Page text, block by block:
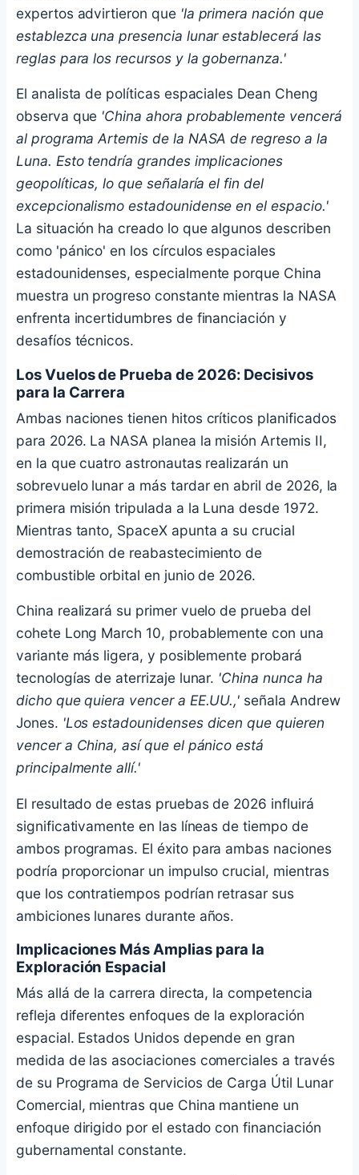
expertos advirtieron que 'la primera nación que
establezca una presencia lunar establecerá las
reglas para los recursos y la gobernanza.'
El analista de políticas espaciales Dean Cheng
observa que 'China ahora probablemente vencerá
al programa Artemis de la NASA de regreso a la
Luna. Esto tendría grandes implicaciones
geopolíticas, lo que señalaría el fin del
excepcionalismo estadounidense en el espacio.'
La situación ha creado lo que algunos describen
como 'pánico' en los círculos espaciales
estadounidenses, especialmente porque China
muestra un progreso constante mientras la NASA
enfrenta incertidumbres de financiación y
desafíos técnicos.
Los Vuelos de Prueba de 2026: Decisivos
para la Carrera
Ambas naciones tienen hitos críticos planificados
para 2026. La NASA planea la misión Artemis II,
en la que cuatro astronautas realizarán un
sobrevuelo lunar a más tardar en abril de 2026, la
primera misión tripulada a la Luna desde 1972.
Mientras tanto, SpaceX apunta a su crucial
demostración de reabastecimiento de
combustible orbital en junio de 2026.
China realizará su primer vuelo de prueba del
cohete Long March 10, probablemente con una
variante más ligera, y posiblemente probará
tecnologías de aterrizaje lunar. 'China nunca ha
dicho que quiera vencer a EE.UU.,' señala Andrew
Jones. 'Los estadounidenses dicen que quieren
vencer a China, así que el pánico está
principalmente allí.'
El resultado de estas pruebas de 2026 influirá
significativamente en las líneas de tiempo de
ambos programas. El éxito para ambas naciones
podría proporcionar un impulso crucial, mientras
que los contratiempos podrían retrasar sus
ambiciones lunares durante años.
Implicaciones Más Amplias para la
Exploración Espacial
Más allá de la carrera directa, la competencia
refleja diferentes enfoques de la exploración
espacial. Estados Unidos depende en gran
medida de las asociaciones comerciales a través
de su Programa de Servicios de Carga Útil Lunar
Comercial, mientras que China mantiene un
enfoque dirigido por el estado con financiación
gubernamental constante.